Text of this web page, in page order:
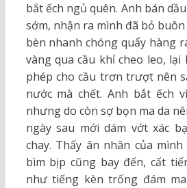
bắt ếch ngủ quên. Anh bán
sớm, nhận ra mình đã bỏ
bèn nhanh chóng quẩy hàng
vàng qua cầu khỉ cheo leo,
phép cho cầu trơn trượt nên
nước mà chết. Anh bắt ếch
nhưng do còn sợ bọn ma da
ngày sau mới dám vớt xác
chay. Thấy ân nhân của
bìm bịp cũng bay đến, cất
như tiếng kèn trống đám